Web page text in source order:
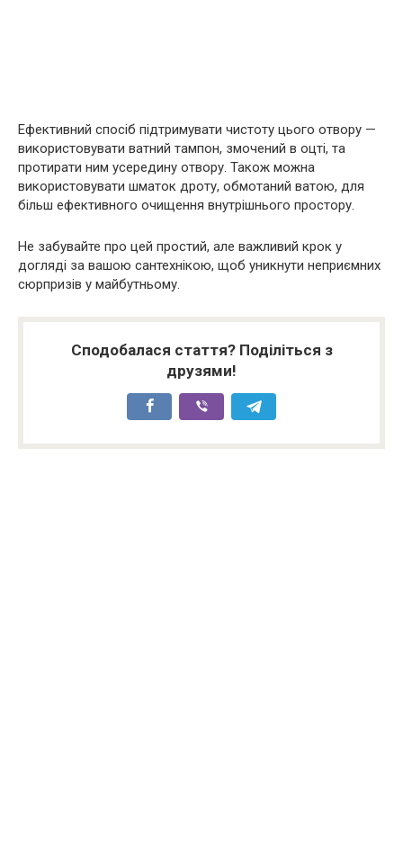
Ефективний спосіб підтримувати чистоту цього отвору —
використовувати ватний тампон, змочений в оцті, та
протирати ним усередину отвору. Також можна
використовувати шматок дроту, обмотаний ватою, для
більш ефективного очищення внутрішнього простору.
Не забувайте про цей простий, але важливий крок у
догляді за вашою сантехнікою, щоб уникнути неприємних
сюрпризів у майбутньому.
Сподобалася стаття? Поділіться з
друзями!